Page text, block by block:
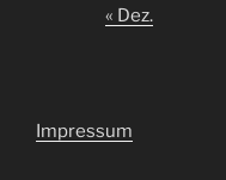
« Dez.
Impressum